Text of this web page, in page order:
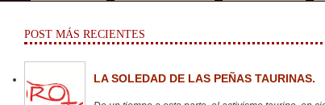
POST MÁS RECIENTES
LA SOLEDAD DE LAS PEÑAS TAURINAS.